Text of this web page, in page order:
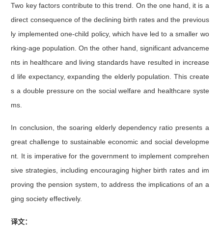
Two key factors contribute to this trend. On the one hand, it is a
direct consequence of the declining birth rates and the previous
ly implemented one-child policy, which have led to a smaller wo
rking-age population. On the other hand, significant advanceme
nts in healthcare and living standards have resulted in increase
d life expectancy, expanding the elderly population. This create
s a double pressure on the social welfare and healthcare syste
ms.
In conclusion, the soaring elderly dependency ratio presents a
great challenge to sustainable economic and social developme
nt. It is imperative for the government to implement comprehen
sive strategies, including encouraging higher birth rates and im
proving the pension system, to address the implications of an a
ging society effectively.
译文：